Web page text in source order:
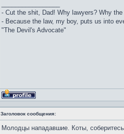
- Cut the shit, Dad! Why lawyers? Why the
- Because the law, my boy, puts us into
"The Devil's Advocate"
Профиль
Заголовок сообщения:
Молодцы нападавшие. Коты,